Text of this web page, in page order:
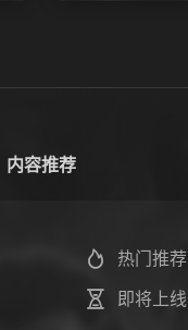
内容推荐
热门推荐
即将上线